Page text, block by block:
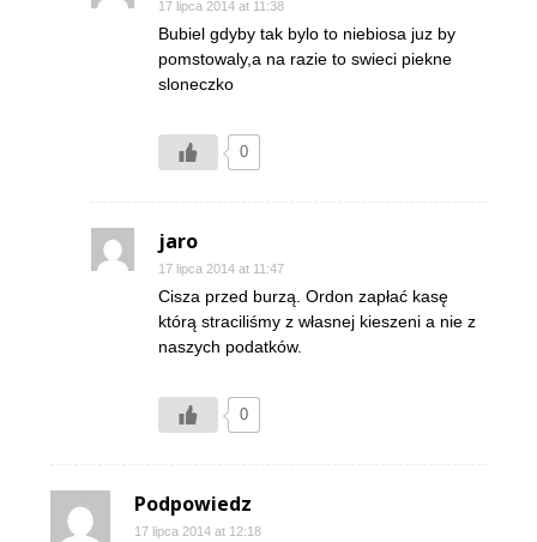
17 lipca 2014 at 11:38
Bubiel gdyby tak bylo to niebiosa juz by
pomstowaly,a na razie to swieci piekne
sloneczko
0
jaro
17 lipca 2014 at 11:47
Cisza przed burzą. Ordon zapłać kasę
którą straciliśmy z własnej kieszeni a nie z
naszych podatków.
0
Podpowiedz
17 lipca 2014 at 12:18